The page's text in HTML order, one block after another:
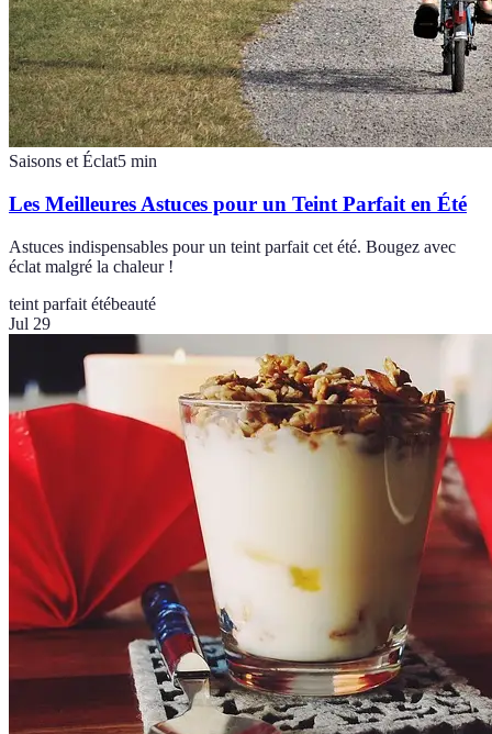
Saisons et Éclat5 min
Les Meilleures Astuces pour un Teint Parfait en Été
Astuces indispensables pour un teint parfait cet été. Bougez avec
éclat malgré la chaleur !
teint parfait étébeauté
Jul 29